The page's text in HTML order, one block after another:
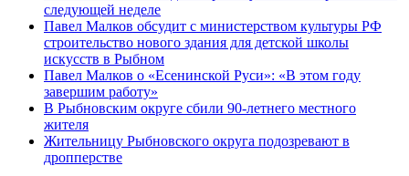
следующей неделе
Павел Малков обсудит с министерством культуры РФ
строительство нового здания для детской школы
искусств в Рыбном
Павел Малков о «Есенинской Руси»: «В этом году
завершим работу»
В Рыбновским округе сбили 90-летнего местного
жителя
Жительницу Рыбновского округа подозревают в
дропперстве